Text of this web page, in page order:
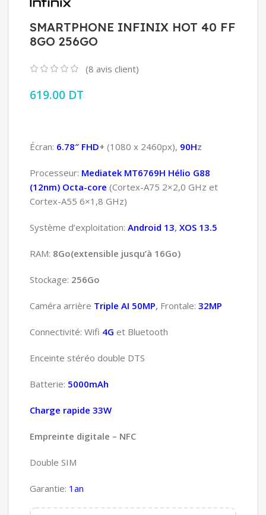
SMARTPHONE INFINIX HOT 40 FF
8GO 256GO
(8 avis client)
619.00 DT
Écran: 6.78″ FHD+ (1080 x 2460px), 90Hz
Processeur: Mediatek MT6769H Hélio G88
(12nm) Octa-core (Cortex-A75 2×2,0 GHz et
Cortex-A55 6×1,8 GHz)
Système d’exploitation: Android 13, XOS 13.5
RAM: 8Go(extensible jusqu’à 16Go)
Stockage: 256Go
Caméra arrière Triple AI 50MP, Frontale: 32MP
Connectivité: Wifi 4G et Bluetooth
Enceinte stéréo double DTS
Batterie: 5000mAh
Charge rapide 33W
Empreinte digitale – NFC
Double SIM
Garantie: 1an